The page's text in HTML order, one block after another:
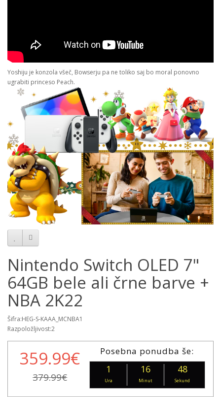
Yoshiju je konzola všeč, Bowserju pa ne toliko saj bo moral ponovno
ugrabiti princeso Peach.
Nintendo Switch OLED 7"
64GB bele ali črne barve +
NBA 2K22
Šifra:HEG-S-KAAA_MCNBA1
Razpoložljivost:2
359.99€
379.99€
Posebna ponudba še:
1
Ura
16
Minut
46
Sekund